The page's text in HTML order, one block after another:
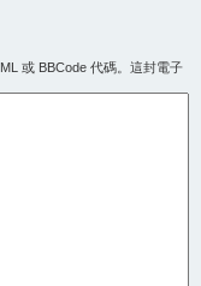
或 BBCode 代碼。這封電子